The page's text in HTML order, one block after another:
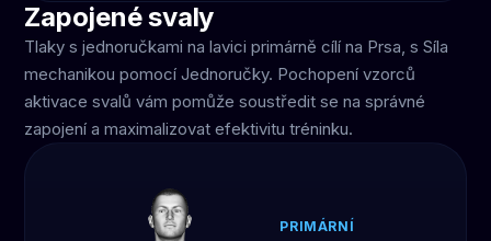
Zapojené svaly
Tlaky s jednoručkami na lavici primárně cílí na Prsa, s Síla
mechanikou pomocí Jednoručky. Pochopení vzorců
aktivace svalů vám pomůže soustředit se na správné
zapojení a maximalizovat efektivitu tréninku.
PRIMÁRNÍ